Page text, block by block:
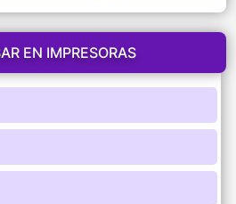
EN IMPRESORAS